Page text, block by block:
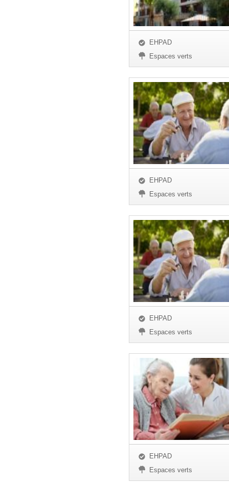
EHPAD
Espaces verts
EHPAD
Espaces verts
EHPAD
Espaces verts
EHPAD
Espaces verts